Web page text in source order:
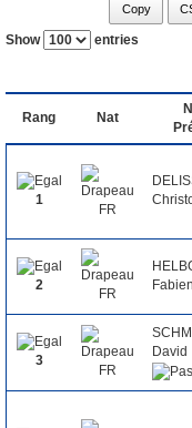
Copy
Show entries
Rang Nat
1
2
Fabien
3
David